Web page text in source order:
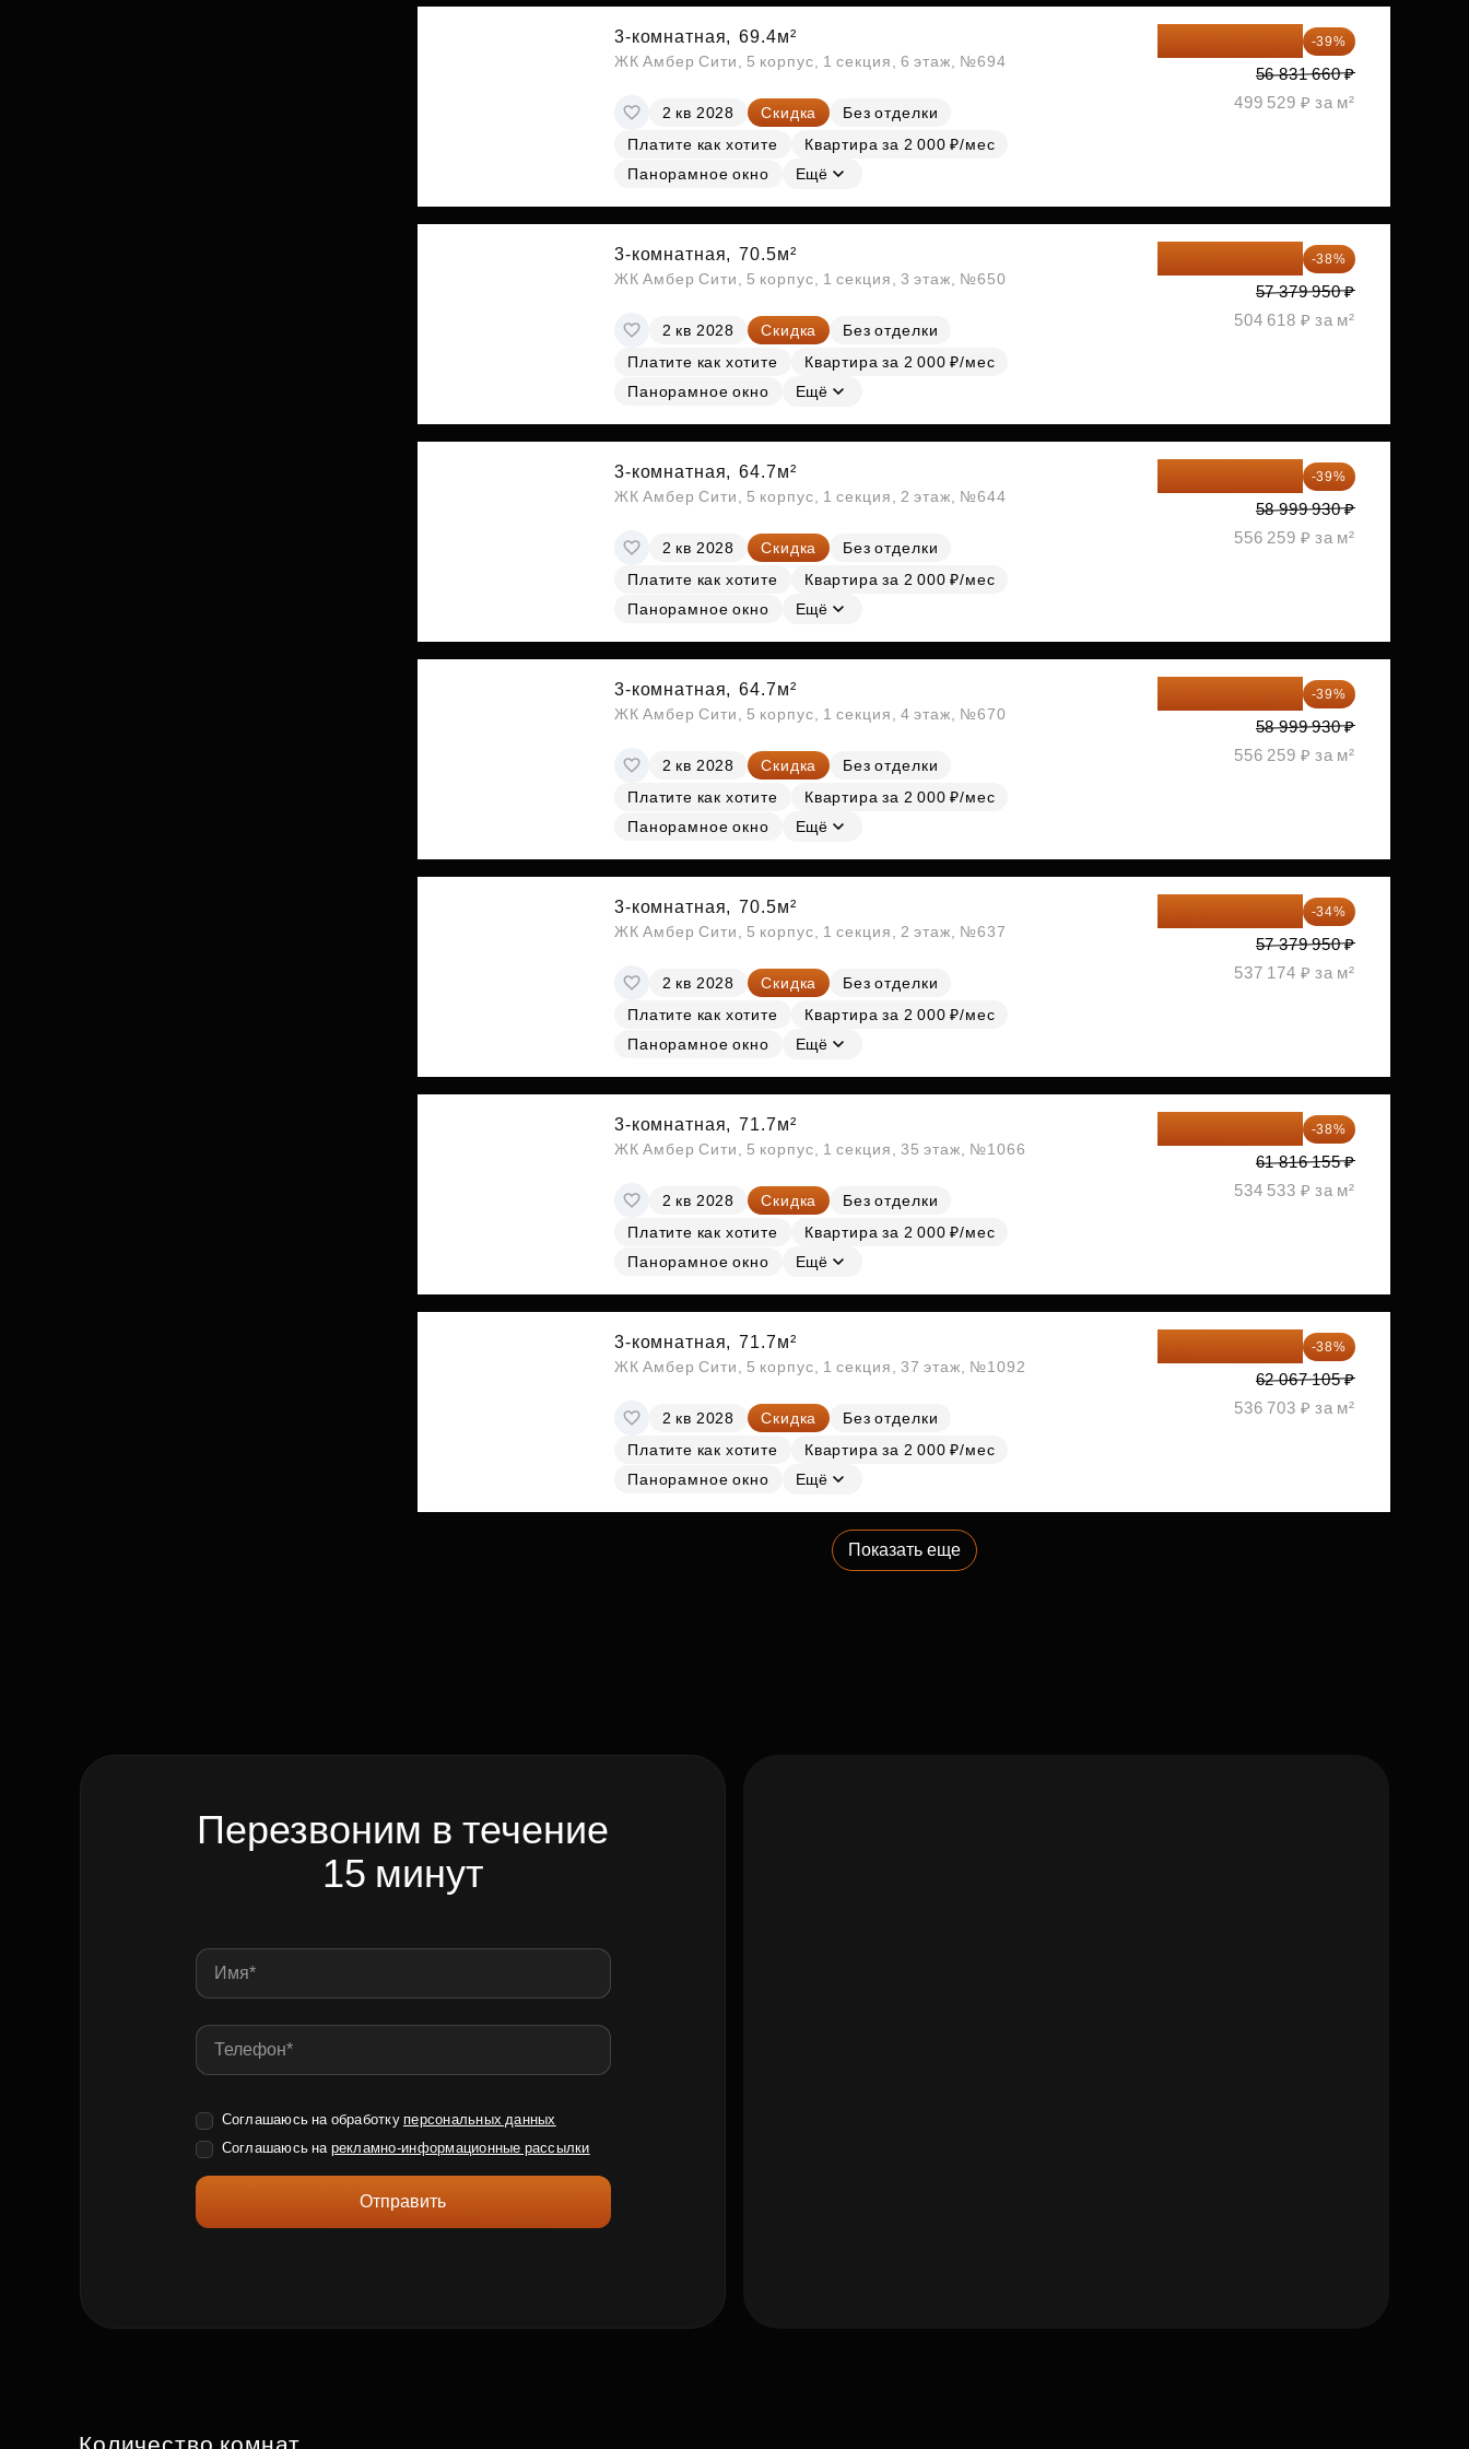
3-комнатная, 69.4м²
ЖК Амбер Сити, 5 корпус, 1 секция, 6 этаж, №694
2 кв 2028 Скидка
Без отделки
Платите как хотите
Квартира за 2 000 ₽/мес
Панорамное окно
Ещё
-39%
56 831 660 ₽
499 529 ₽ за м²
3-комнатная, 70.5м²
ЖК Амбер Сити, 5 корпус, 1 секция, 3 этаж, №650
2 кв 2028 Скидка
Без отделки
Платите как хотите
Квартира за 2 000 ₽/мес
Панорамное окно
Ещё
-38%
57 379 950 ₽
504 618 ₽ за м²
3-комнатная, 64.7м²
ЖК Амбер Сити, 5 корпус, 1 секция, 2 этаж, №644
2 кв 2028 Скидка
Без отделки
Платите как хотите
Квартира за 2 000 ₽/мес
Панорамное окно
Ещё
-39%
58 999 930 ₽
556 259 ₽ за м²
3-комнатная, 64.7м²
ЖК Амбер Сити, 5 корпус, 1 секция, 4 этаж, №670
2 кв 2028 Скидка
Без отделки
Платите как хотите
Квартира за 2 000 ₽/мес
Панорамное окно
Ещё
-39%
58 999 930 ₽
556 259 ₽ за м²
3-комнатная, 70.5м²
ЖК Амбер Сити, 5 корпус, 1 секция, 2 этаж, №637
2 кв 2028 Скидка
Без отделки
Платите как хотите
Квартира за 2 000 ₽/мес
Панорамное окно
Ещё
-34%
57 379 950 ₽
537 174 ₽ за м²
3-комнатная, 71.7м²
ЖК Амбер Сити, 5 корпус, 1 секция, 35 этаж, №1066
2 кв 2028 Скидка
Без отделки
Платите как хотите
Квартира за 2 000 ₽/мес
Панорамное окно
Ещё
-38%
61 816 155 ₽
534 533 ₽ за м²
3-комнатная, 71.7м²
ЖК Амбер Сити, 5 корпус, 1 секция, 37 этаж, №1092
2 кв 2028 Скидка
Без отделки
Платите как хотите
Квартира за 2 000 ₽/мес
Панорамное окно
Ещё
-38%
62 067 105 ₽
536 703 ₽ за м²
Показать еще
Перезвоним в течение
15 минут
Соглашаюсь на обработку персональных данных
Соглашаюсь на рекламно-информационные рассылки
Отправить